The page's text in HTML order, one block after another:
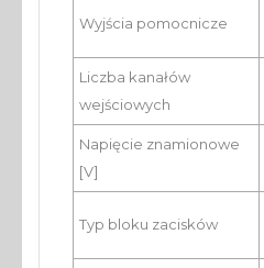
Wyjścia pomocnicze
Liczba kanałów
wejściowych
Napięcie znamionowe
[V]
Typ bloku zacisków